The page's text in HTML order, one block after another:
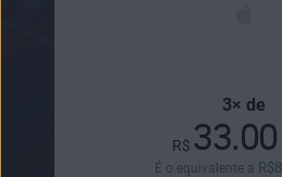
3× de
R$ 33.00
É o equivalente a R$8